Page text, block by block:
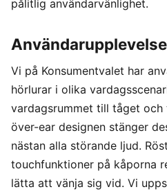
pålitlig användarvänlighet.
Användarupplevelse
Vi på Konsumentvalet har
hörlurar i olika
vardagsrummet till tåget
över-ear designen stänger
nästan alla störande ljud.
touchfunktioner på kåporna
lätta att vänja sig vid. Vi